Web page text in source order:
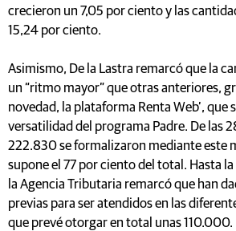
crecieron un 7,05 por ciento y las
15,24 por ciento.
Asimismo, De la Lastra remarcó que la
un “ritmo mayor” que otras anteriores,
novedad, la plataforma Renta Web’, que
versatilidad del programa Padre. De las
222.830 se formalizaron mediante este
supone el 77 por ciento del total. Hasta
la Agencia Tributaria remarcó que han
previas para ser atendidos en las
que prevé otorgar en total unas 110.000.